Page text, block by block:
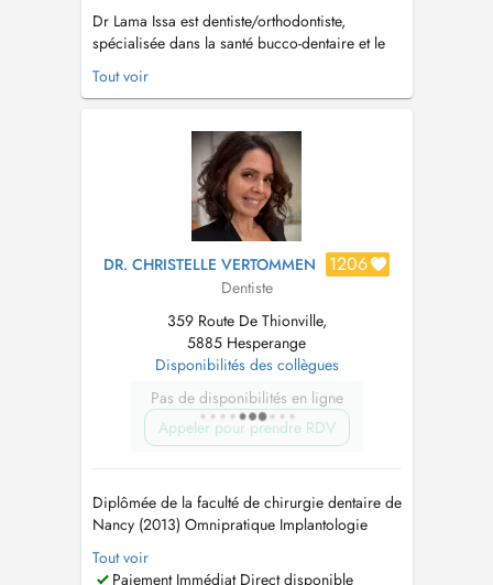
Dr Lama Issa est dentiste/orthodontiste,
spécialisée dans la santé bucco-dentaire et le
traitement des malocclusions ainsi que dans la
correction des déséquilibres dentaires. Forte
de plusieurs années d'expérience, elle propose
des soins complets, combin...
Tout voir
DR. CHRISTELLE VERTOMMEN 1206
Dentiste
359 Route De Thionville,
5885 Hesperange
Disponibilités des collègues
Pas de disponibilités en ligne
Appeler pour prendre RDV
Diplômée de la faculté de chirurgie dentaire de
Nancy (2013) Omnipratique Implantologie
Cher patient, veuillez noter que conformément
à l'article 50 de la Convention entre l'Union des
Tout voir
Paiement Immédiat Direct disponible